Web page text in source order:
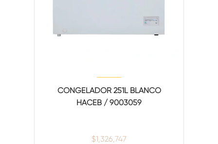
CONGELADOR 251L BLANCO
HACEB / 9003059
$1,326,747